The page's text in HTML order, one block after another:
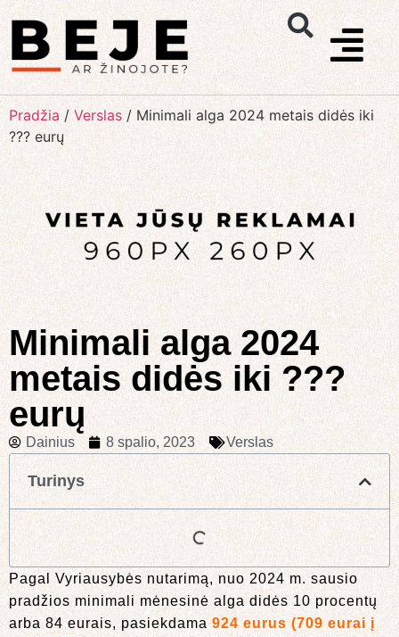
Pradžia / Verslas / Minimali alga 2024 metais didės iki
??? eurų
Minimali alga 2024
metais didės iki ???
eurų
Dainius 8 spalio, 2023 Verslas
Turinys
Pagal Vyriausybės nutarimą, nuo 2024 m. sausio
pradžios minimali mėnesinė alga didės 10 procentų
arba 84 eurais, pasiekdama 924 eurus (709 eurai į